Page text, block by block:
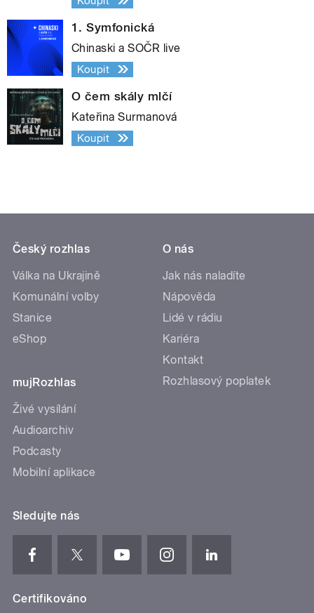
1. Symfonická
Chinaski a SOČR live
Koupit
O čem skály mlčí
Kateřina Surmanová
Koupit
Český rozhlas
Válka na Ukrajině
Komunální volby
Stanice
eShop
mujRozhlas
Živé vysílání
Audioarchiv
Podcasty
Mobilní aplikace
O nás
Jak nás naladíte
Nápověda
Lidé v rádiu
Kariéra
Kontakt
Rozhlasový poplatek
Sledujte nás
Certifikováno